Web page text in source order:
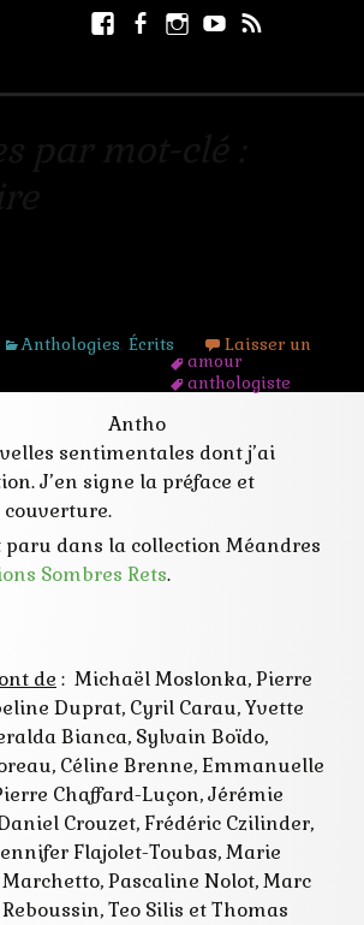
Facebook
Facebook
page
Instagram
Youtube
Anthologies Écrits
amour
anthologiste
direction
édition
histoire
préface
Laisser un
Antho
sentimentales dont j’ai
J’en signe la préface et
paru dans la collection Méandres
Sombres Rets.
de : Michaël Moslonka, Pierre
Duprat, Cyril Carau, Yvette
Bianca, Sylvain Boïdo,
Céline Brenne, Emmanuelle
Chaffard-Luçon, Jérémie
Crouzet, Frédéric Czilinder,
Flajolet-Toubas, Marie
Pascaline Nolot, Marc
Teo Silis et Thomas